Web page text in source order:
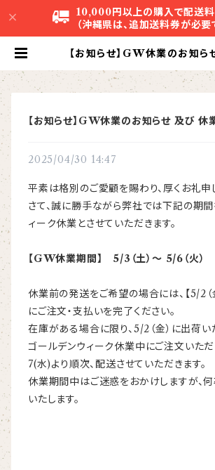
10,000円以上の購入で配送料
（沖縄県は、追加送料券が必要
【お知らせ】GW休業のお知ら
【お知らせ】GW休業のお知らせ 及び 休
2025/04/30 14:47
平素は格別のご愛顧を賜わり、厚くお礼申
さて、誠に勝手ながら弊社では下記の期
ィーク休業とさせていただきます。
【GW休業期間】 5/3（土）～ 5/6（火）
休業前の発送をご希望の場合には、【5/2（
にご注文・支払いを完了ください。
在庫がある場合に限り、5/2（金）に出荷い
ゴールデンウィーク休業中にご注文いた
7(水)より順次、配送させていただきます。
休業期間中はご迷惑をおかけしますが、
いたします。